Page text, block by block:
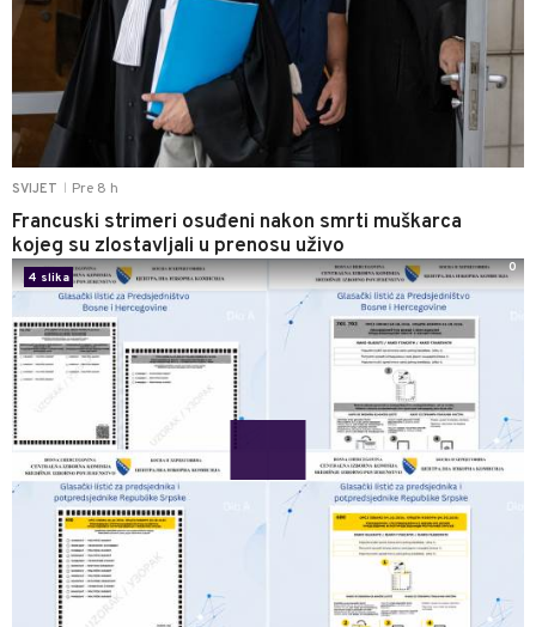
SVIJET Pre 8 h
Francuski strimeri osuđeni nakon smrti muškarca
kojeg su zlostavljali u prenosu uživo
4 slika
0